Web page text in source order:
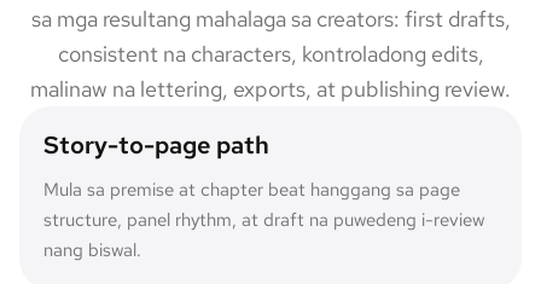
sa mga resultang mahalaga sa creators: first drafts,
consistent na characters, kontroladong edits,
malinaw na lettering, exports, at publishing review.
Story-to-page path
Mula sa premise at chapter beat hanggang sa page
structure, panel rhythm, at draft na puwedeng i-review
nang biswal.